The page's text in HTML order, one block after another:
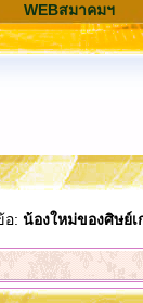
WEBสมาคมฯ
: น้องใหม่ของศิษย์